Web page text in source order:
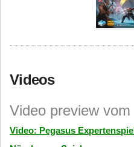
Videos
Video preview
Video: Pegasus